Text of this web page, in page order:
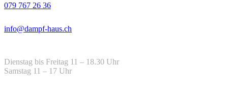
079 767 26 36
info@dampf-haus.ch
Dienstag bis Freitag 11 – 18.30 Uhr
Samstag 11 – 17 Uhr